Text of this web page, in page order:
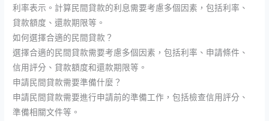
利率表示。計算民間貸款的利息需要考慮多個因素，包括利率、
貸款額度、還款期限等。
如何選擇合適的民間貸款？
選擇合適的民間貸款需要考慮多個因素，包括利率、申請條件、
信用評分、貸款額度和還款期限等。
申請民間貸款需要準備什麼？
申請民間貸款需要進行申請前的準備工作，包括檢查信用評分、
準備相關文件等。